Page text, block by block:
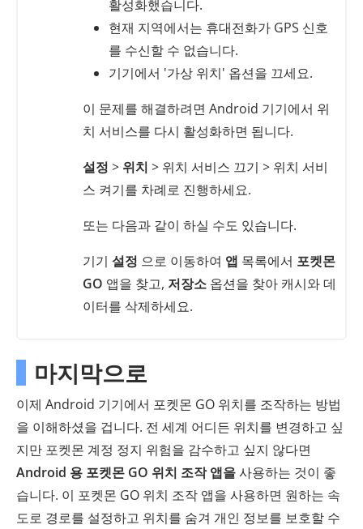
활성화했습니다.
현재 지역에서는 휴대전화가 GPS 신호
를 수신할 수 없습니다.
기기에서 '가상 위치' 옵션을 끄세요.
이 문제를 해결하려면 Android 기기에서 위
치 서비스를 다시 활성화하면 됩니다.
설정 > 위치 > 위치 서비스 끄기 > 위치 서비
스 켜기를 차례로 진행하세요.
또는 다음과 같이 하실 수도 있습니다.
기기 설정 으로 이동하여 앱 목록에서 포켓몬
GO 앱을 찾고, 저장소 옵션을 찾아 캐시와 데
이터를 삭제하세요.
마지막으로
이제 Android 기기에서 포켓몬 GO 위치를 조작하는 방법
을 이해하셨을 겁니다. 전 세계 어디든 위치를 변경하고 싶
지만 포켓몬 계정 정지 위험을 감수하고 싶지 않다면
Android 용 포켓몬 GO 위치 조작 앱을사용하는 것이 좋
습니다. 이 포켓몬 GO 위치 조작 앱을 사용하면 원하는 속
도로 경로를 설정하고 위치를 숨겨 개인 정보를 보호할 수